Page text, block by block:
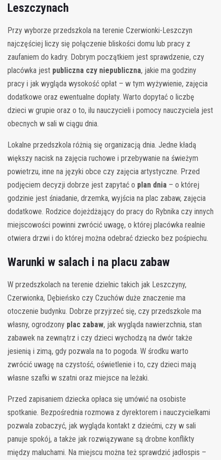
Leszczynach
Przy wyborze przedszkola na terenie Czerwionki-Leszczyn
najczęściej liczy się połączenie bliskości domu lub pracy z
zaufaniem do kadry. Dobrym początkiem jest sprawdzenie, czy
placówka jest publiczna czy niepubliczna, jakie ma godziny
pracy i jak wygląda wysokość opłat – w tym wyżywienie, zajęcia
dodatkowe oraz ewentualne dopłaty. Warto dopytać o liczbę
dzieci w grupie oraz o to, ilu nauczycieli i pomocy nauczyciela jest
obecnych w sali w ciągu dnia.
Lokalne przedszkola różnią się organizacją dnia. Jedne kładą
większy nacisk na zajęcia ruchowe i przebywanie na świeżym
powietrzu, inne na języki obce czy zajęcia artystyczne. Przed
podjęciem decyzji dobrze jest zapytać o plan dnia – o której
godzinie jest śniadanie, drzemka, wyjścia na plac zabaw, zajęcia
dodatkowe. Rodzice dojeżdżający do pracy do Rybnika czy innych
miejscowości powinni zwrócić uwagę, o której placówka realnie
otwiera drzwi i do której można odebrać dziecko bez pośpiechu.
Warunki w salach i na placu zabaw
W przedszkolach na terenie dzielnic takich jak Leszczyny,
Czerwionka, Dębieńsko czy Czuchów duże znaczenie ma
otoczenie budynku. Dobrze przyjrzeć się, czy przedszkole ma
własny, ogrodzony plac zabaw, jak wygląda nawierzchnia, stan
zabawek na zewnątrz i czy dzieci wychodzą na dwór także
jesienią i zimą, gdy pozwala na to pogoda. W środku warto
zwrócić uwagę na czystość, oświetlenie i to, czy dzieci mają
własne szafki w szatni oraz miejsce na leżaki.
Przed zapisaniem dziecka opłaca się umówić na osobiste
spotkanie. Bezpośrednia rozmowa z dyrektorem i nauczycielkami
pozwala zobaczyć, jak wygląda kontakt z dziećmi, czy w sali
panuje spokój, a także jak rozwiązywane są drobne konflikty
między maluchami. Na miejscu można też sprawdzić jadłospis –